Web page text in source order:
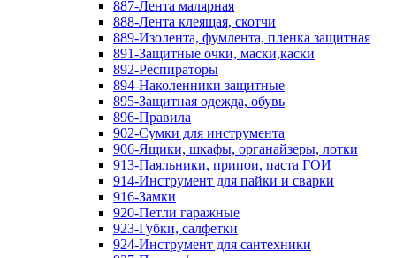
887-Лента малярная
888-Лента клеящая, скотчи
889-Изолента, фумлента, пленка защитная
891-Защитные очки, маски,каски
892-Респираторы
894-Наколенники защитные
895-Защитная одежда, обувь
896-Правила
902-Сумки для инструмента
906-Ящики, шкафы, органайзеры, лотки
913-Паяльники, припои, паста ГОИ
914-Инструмент для пайки и сварки
916-Замки
920-Петли гаражные
923-Губки, салфетки
924-Инструмент для сантехники